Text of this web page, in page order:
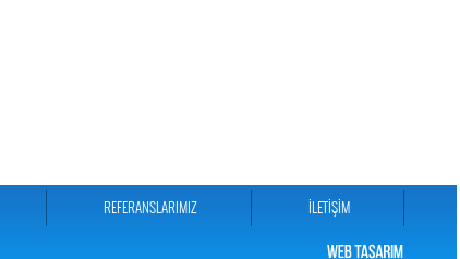
REFERANSLARIMIZ İLETİŞİM